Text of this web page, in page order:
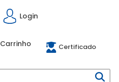
Login
Carrinho Certificado